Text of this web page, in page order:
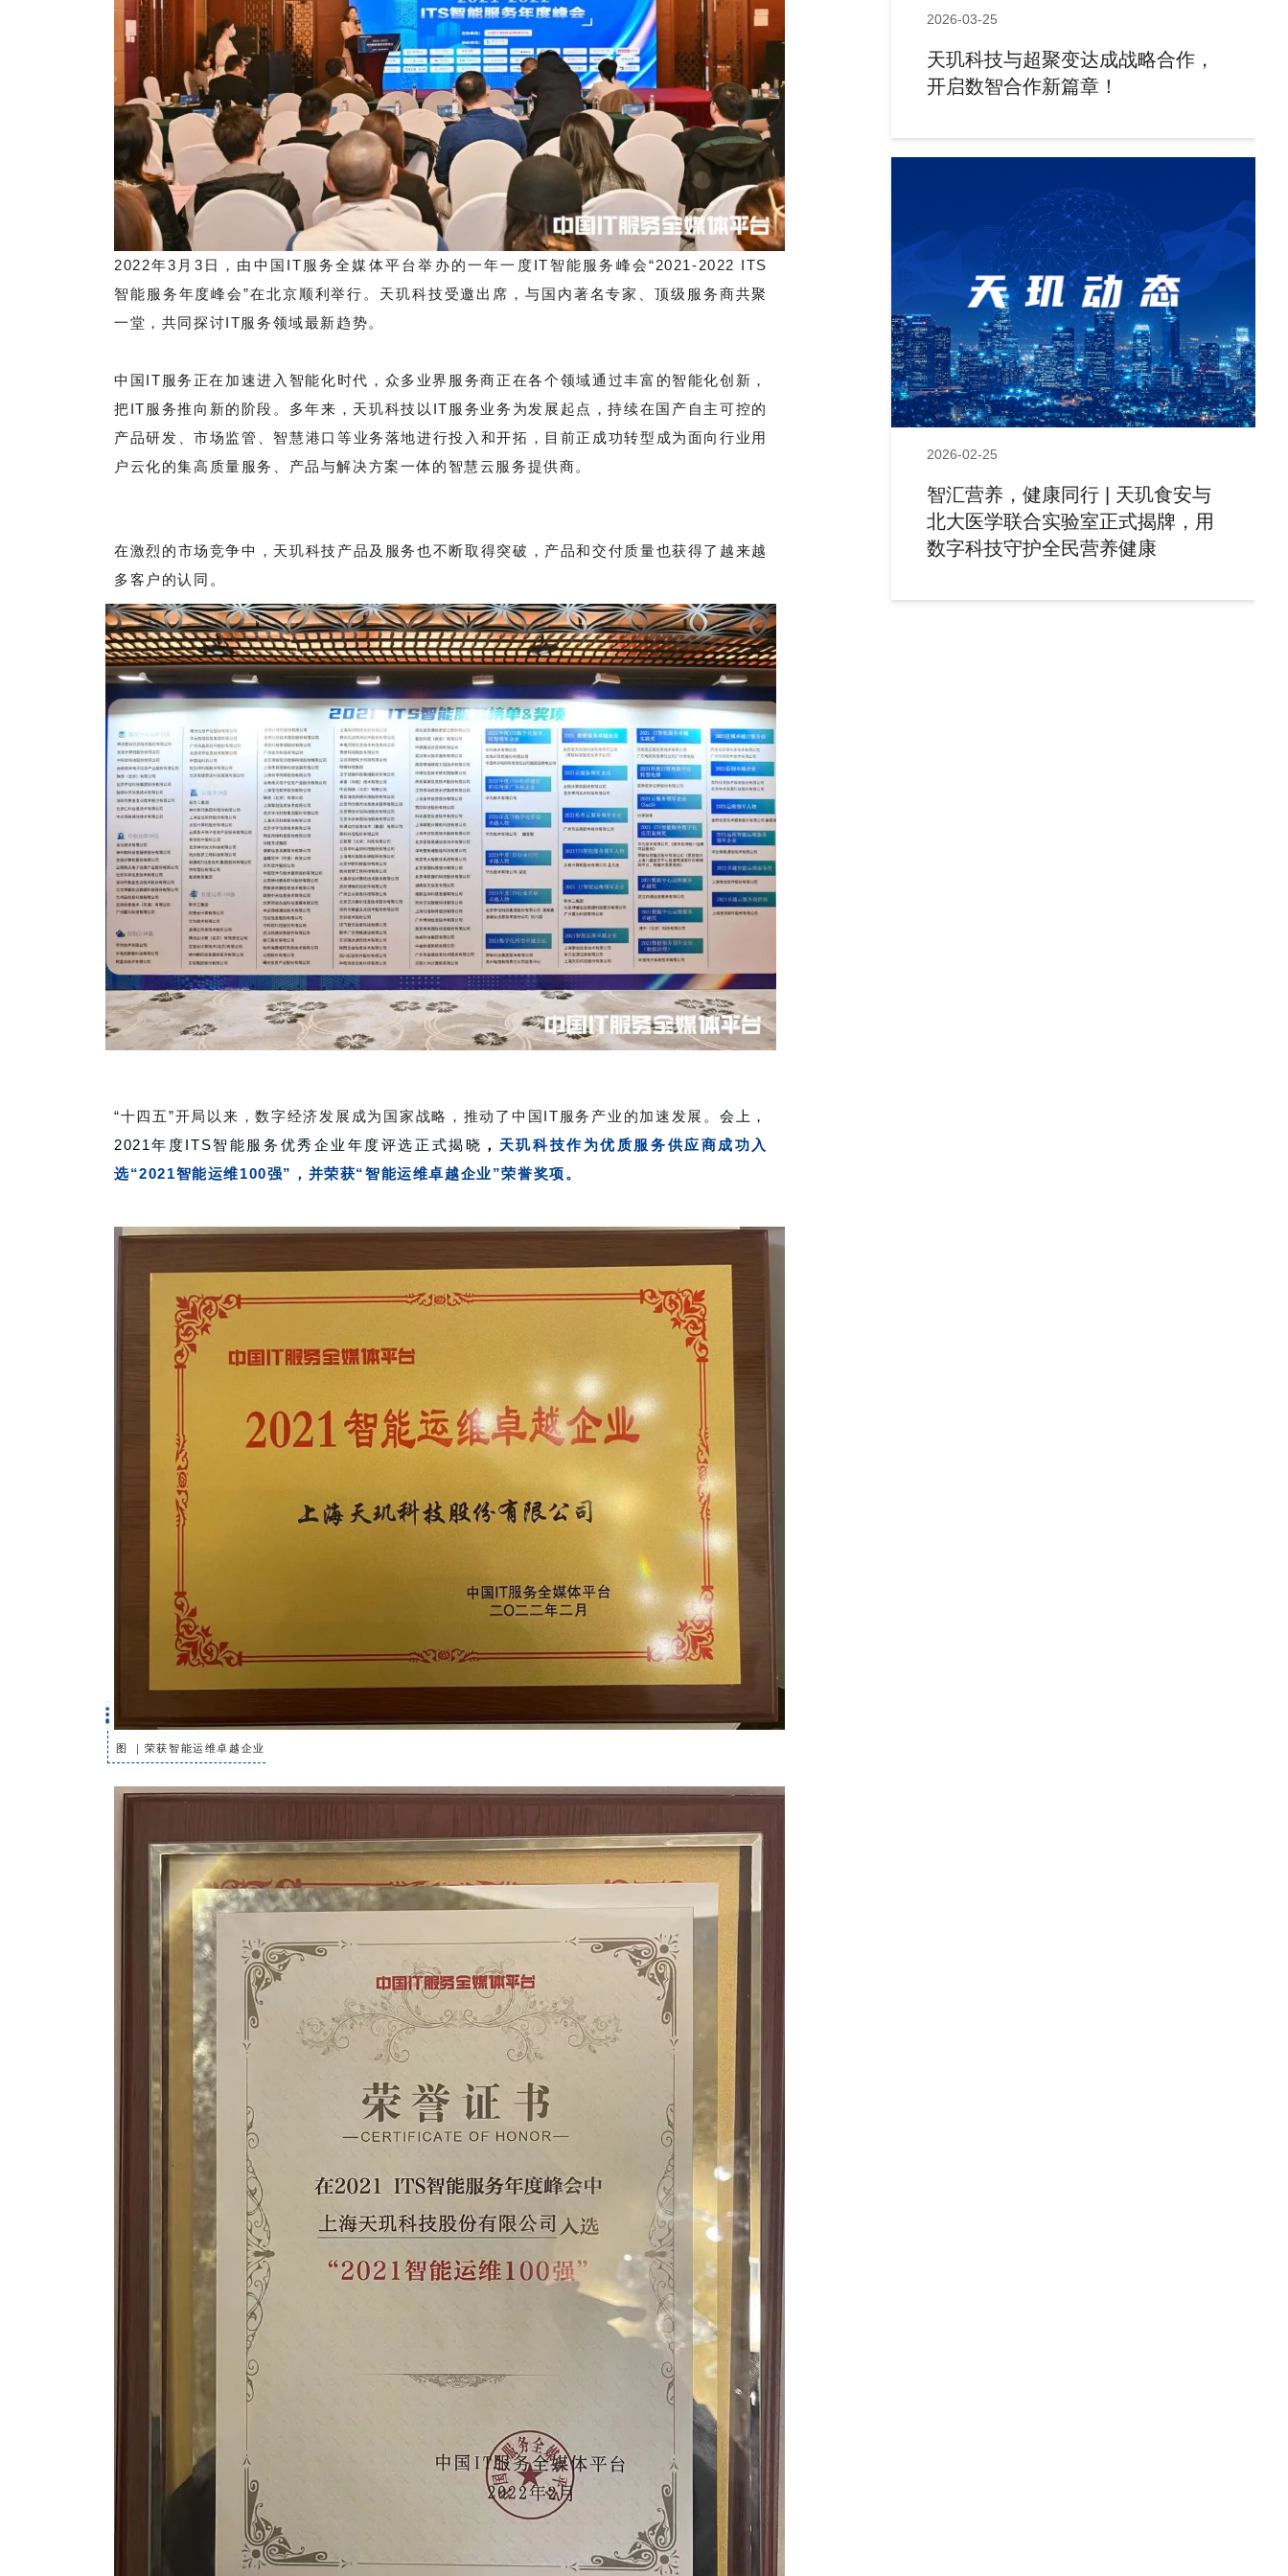
2022年3月3日，由中国IT服务全媒体平台举办的一年一度IT智能服务峰会“2021-2022 ITS
智能服务年度峰会”在北京顺利举行。天玑科技受邀出席，与国内著名专家、顶级服务商共聚
一堂，共同探讨IT服务领域最新趋势。
中国IT服务正在加速进入智能化时代，众多业界服务商正在各个领域通过丰富的智能化创新，
把IT服务推向新的阶段。多年来，天玑科技以IT服务业务为发展起点，持续在国产自主可控的
产品研发、市场监管、智慧港口等业务落地进行投入和开拓，目前正成功转型成为面向行业用
户云化的集高质量服务、产品与解决方案一体的智慧云服务提供商。
在激烈的市场竞争中，天玑科技产品及服务也不断取得突破，产品和交付质量也获得了越来越
多客户的认同 。
“十四五”开局以来，数字经济发展成为国家战略，推动了中国IT服务产业的加速发展。 会上，
2021年度ITS智能服务优秀企业年度评选正式揭晓 ， 天玑科技作为优质服务供应商成功入
选“2021智能运维100强”，并荣获“智能运维卓越企业”荣誉奖项。
图 ｜荣获智能运维卓越企业
2026-03-25
天玑科技与超聚变达成战略合作，
开启数智合作新篇章！
2026-02-25
智汇营养，健康同行 | 天玑食安与
北大医学联合实验室正式揭牌，用
数字科技守护全民营养健康